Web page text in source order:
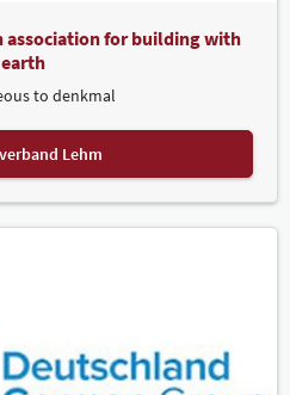
association for building with
earth
to denkmal
Lehm